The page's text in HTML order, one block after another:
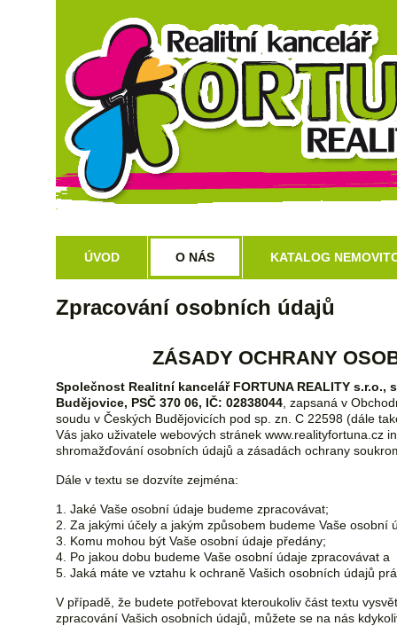
ÚVOD O NÁS KATALOG
Zpracování osobních údajů
ZÁSADY OCHRANY
Společnost Realitní kancelář FORTUNA REALITY s.r.o.,
Budějovice, PSČ 370 06, IČ: 02838044 , zapsaná v
soudu v Českých Budějovicích pod sp. zn. C 22598 (dále
Vás jako uživatele webových stránek www.realityfortuna.cz
shromažďování osobních údajů a zásadách ochrany
Dále v textu se dozvíte zejména:
1. Jaké Vaše osobní údaje budeme zpracovávat;
2. Za jakými účely a jakým způsobem budeme Vaše osobní
3. Komu mohou být Vaše osobní údaje předány;
4. Po jakou dobu budeme Vaše osobní údaje zpracovávat a
5. Jaká máte ve vztahu k ochraně Vašich osobních údajů
V případě, že budete potřebovat kteroukoliv část textu
zpracování Vašich osobních údajů, můžete se na nás